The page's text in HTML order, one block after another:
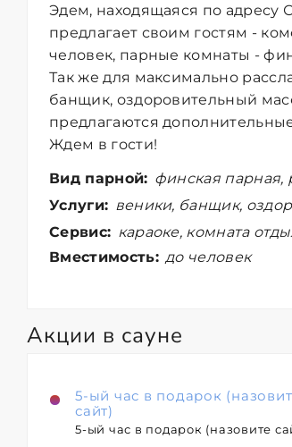
Эдем, находящаяся по адресу
предлагает своим гостям -
человек, парные комнаты -
Так же для максимально
банщик, оздоровительный
предлагаются
Ждем в гости!
Вид парной: финская парная,
Услуги: веники, банщик,
Сервис: караоке, комната
Вместимость: до человек
Акции в сауне
5-ый час в подарок
сайт)
5-ый час в подарок (назовите